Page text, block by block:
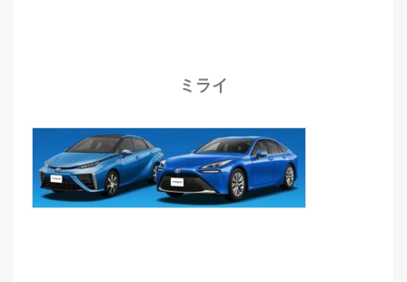
ミライ